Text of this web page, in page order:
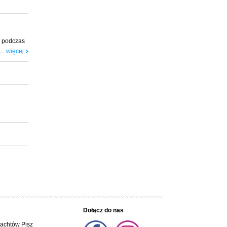
podczas
więcej
Pisz
Dołącz do nas